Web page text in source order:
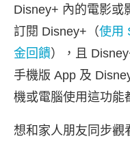
Disney+ 內的電影或
訂閱 Disney+（使用
金回饋），且
手機版 App 及
機或電腦使用這功能
想和家人朋友同步觀